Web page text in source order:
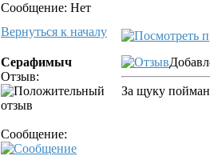
Сообщение: Нет
Вернуться к началу
Серафимыч
Отзыв:
Сообщение:
За щуку